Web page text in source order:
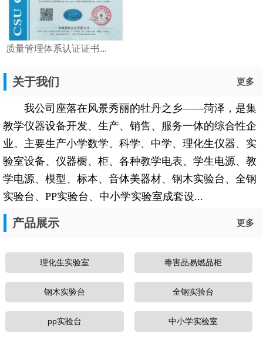
质量管理体系认证证书...
关于我们 更多
我公司座落在风景秀丽的牡丹之乡——菏泽，是集
教学仪器设备开发、生产、销售、服务一体的综合性企
业。主要生产小学数学、科学、中学、理化生仪器、实
验室设备、仪器橱、柜、各种教学电表、学生电源、教
学电源、模型、标本、音体美器材、钢木实验台、全钢
实验台、PP实验台、中小学实验室成套设...
产品展示 更多
理化生实验室 毒害品易燃品柜
钢木实验台 全钢实验台
pp实验台 中小学实验室